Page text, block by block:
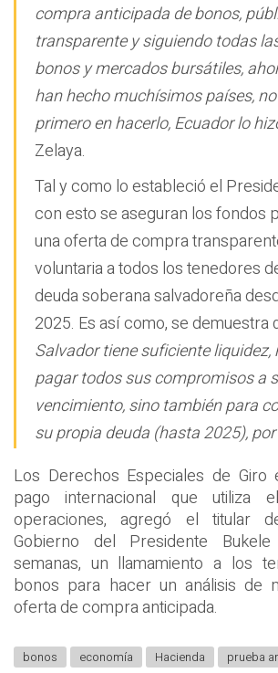
compra anticipada de bonos,
transparente y siguiendo todas
bonos y mercados bursátiles,
han hecho muchísimos países,
primero en hacerlo, Ecuador lo
Zelaya.
Tal y como lo estableció el
con esto se aseguran los fondos
una oferta de compra
voluntaria a todos los tenedores
deuda soberana salvadoreña
2025. Es así como, se demuestra
Salvador tiene suficiente liquidez,
pagar todos sus compromisos a
vencimiento, sino también para
su propia deuda (hasta 2025),
Los Derechos Especiales de Giro
pago internacional que utiliza
operaciones, agregó el titular
Gobierno del Presidente
semanas, un llamamiento a los
bonos para hacer un análisis de
oferta de compra anticipada.
bonos economía Hacienda prueba